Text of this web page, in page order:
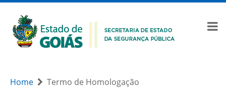
Home Termo de Homologação